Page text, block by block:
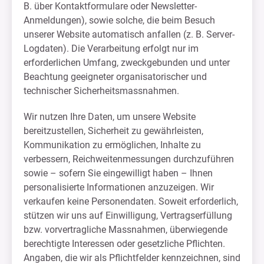
B. über Kontaktformulare oder Newsletter-
Anmeldungen), sowie solche, die beim Besuch
unserer Website automatisch anfallen (z. B. Server-
Logdaten). Die Verarbeitung erfolgt nur im
erforderlichen Umfang, zweckgebunden und unter
Beachtung geeigneter organisatorischer und
technischer Sicherheitsmassnahmen.
Wir nutzen Ihre Daten, um unsere Website
bereitzustellen, Sicherheit zu gewährleisten,
Kommunikation zu ermöglichen, Inhalte zu
verbessern, Reichweitenmessungen durchzuführen
sowie – sofern Sie eingewilligt haben – Ihnen
personalisierte Informationen anzuzeigen. Wir
verkaufen keine Personendaten. Soweit erforderlich,
stützen wir uns auf Einwilligung, Vertragserfüllung
bzw. vorvertragliche Massnahmen, überwiegende
berechtigte Interessen oder gesetzliche Pflichten.
Angaben, die wir als Pflichtfelder kennzeichnen, sind